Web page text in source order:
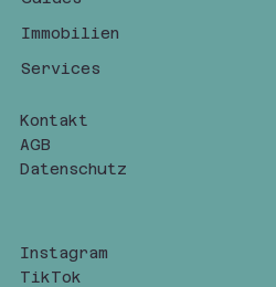
Immobilien
Services
Kontakt
AGB
Datenschutz
Instagram
TikTok